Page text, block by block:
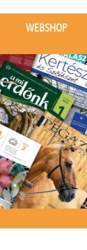
WEBSHOP